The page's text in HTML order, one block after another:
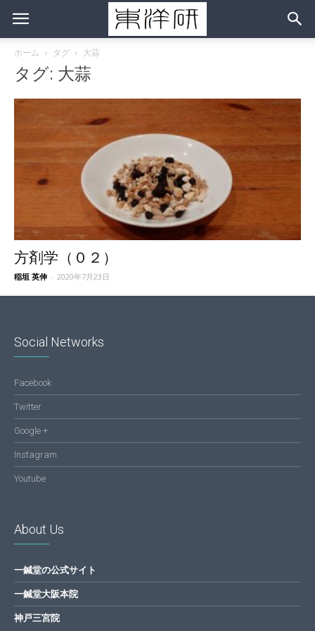
ホーム タグ 大蒜
タグ: 大蒜
方剤学（０２）
稲垣 英伸 - 2020年7月23日
Social Networks
Facebook
Twitter
Google +
Instagram
Youtube
About Us
一鍼堂の公式サイト
一鍼堂大阪本院
神戸三宮院